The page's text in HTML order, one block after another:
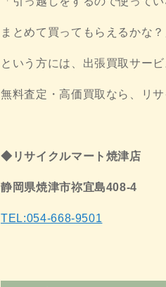
まとめて買ってもらえるかな？
という方には、出張買取サー
無料査定・高価買取なら、リ
◆リサイクルマート焼津店
静岡県焼津市祢宜島408-4
TEL:054-668-9501